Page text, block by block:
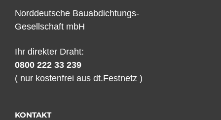
Norddeutsche Bauabdichtungs-
Gesellschaft mbH
Ihr direkter Draht:
0800 222 33 239
( nur kostenfrei aus dt.Festnetz )
KONTAKT